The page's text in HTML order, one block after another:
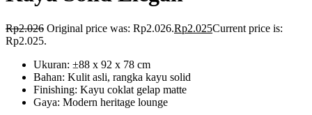
Rp2.026 Original price was: Rp2.026.Rp2.025Current price is:
Rp2.025.
Ukuran: ±88 x 92 x 78 cm
Bahan: Kulit asli, rangka kayu solid
Finishing: Kayu coklat gelap matte
Gaya: Modern heritage lounge